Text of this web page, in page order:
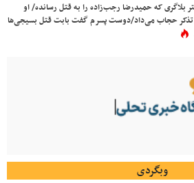
بلاگری که حمیدرضا رجب‌زاده را به قتل رسانده/ او
حجاب می‌داد/دوست پسرم گفت بابت قتل بسیجی‌ها
وبگردی